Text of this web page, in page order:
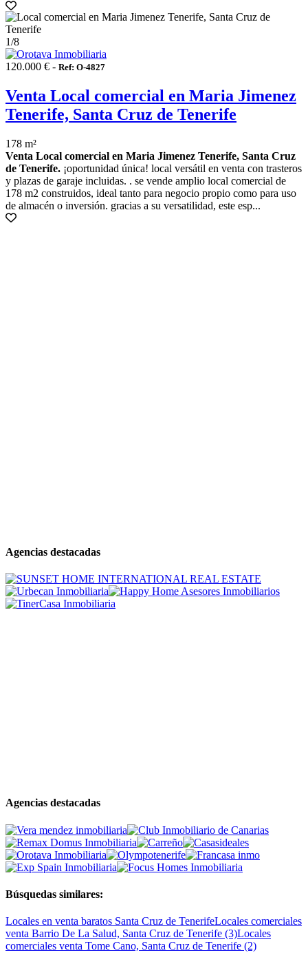
1/8
120.000 € - Ref: O-4827
Venta Local comercial en Maria Jimenez
Tenerife, Santa Cruz de Tenerife
178 m²
Venta Local comercial en Maria Jimenez Tenerife, Santa Cruz
de Tenerife. ¡oportunidad única! local versátil en venta con trasteros
y plazas de garaje incluidas. . se vende amplio local comercial de
178 m2 construidos, ideal tanto para negocio propio como para uso
de almacén o inversión. gracias a su versatilidad, este esp...
Agencias destacadas
Agencias destacadas
Búsquedas similares:
Locales en venta baratos Santa Cruz de TenerifeLocales comerciales
venta Barrio De La Salud, Santa Cruz de Tenerife (3)Locales
comerciales venta Tome Cano, Santa Cruz de Tenerife (2)